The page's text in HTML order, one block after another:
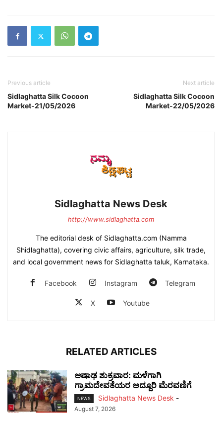
Previous article
Sidlaghatta Silk Cocoon
Market-21/05/2026
Next article
Sidlaghatta Silk Cocoon
Market-22/05/2026
Sidlaghatta News Desk
http://www.sidlaghatta.com
The editorial desk of Sidlaghatta.com (Namma
Shidlaghatta), covering civic affairs, agriculture, silk trade,
and local government news for Sidlaghatta taluk, Karnataka.
Facebook Instagram Telegram
X Youtube
RELATED ARTICLES
ಆಷಾಢ ಶುಕ್ರವಾರ: ಮಳೆಗಾಗಿ
ಗ್ರಾಮದೇವತೆಯರ ಅದ್ದೂರಿ ಮೆರವಣಿಗೆ
NEWS Sidlaghatta News Desk -
August 7, 2026